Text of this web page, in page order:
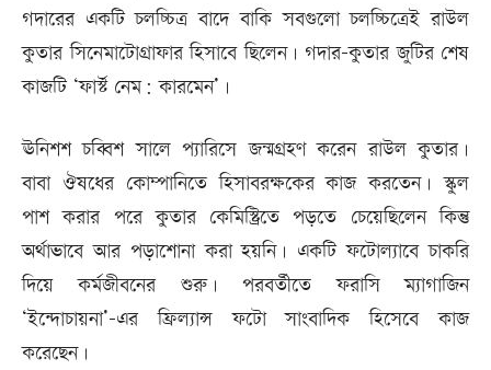
গদারের একটি চলচ্চিত্র বাদে বাকি সবগুলো চলচ্চিত্রেই রাউল
কুতার সিনেমাটোগ্রাফার হিসাবে ছিলেন। গদার-কুতার জুটির শেষ
কাজটি ‘ফার্স্ট নেম: কারমেন’।
ঊনিশশ চব্বিশ সালে প্যারিসে জন্মগ্রহণ করেন রাউল কুতার।
বাবা ঔষধের কোম্পানিতে হিসাবরক্ষকের কাজ করতেন। স্কুল
পাশ করার পরে কুতার কেমিস্ট্রিতে পড়তে চেয়েছিলেন কিন্তু
অর্থাভাবে আর পড়াশোনা করা হয়নি। একটি ফটোল্যাবে চাকরি
দিয়ে কর্মজীবনের শুরু। পরবর্তীতে ফরাসি ম্যাগাজিন
‘ইন্দোচায়না’-এর ফ্রিল্যান্স ফটো সাংবাদিক হিসেবে কাজ
করেছেন।